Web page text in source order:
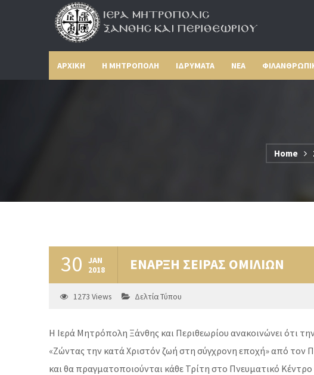
ΑΡΧΙΚΗ Η ΜΗΤΡΟΠΟΛΗ ΙΔΡΥΜΑΤΑ ΝΕΑ
Home
30 JAN
2018 ΕΝΑΡΞΗ ΣΕΙΡΑΣ ΟΜΙΛΙΩΝ
1273 Views Δελτία Τύπου
Η Ιερά Μητρόπολη Ξάνθης και Περιθεωρίου ανακοινώνει ότι
«Ζώντας την κατά Χριστόν ζωή στη σύγχρονη εποχή» από τον
και θα πραγματοποιούνται κάθε Τρίτη στο Πνευματικό